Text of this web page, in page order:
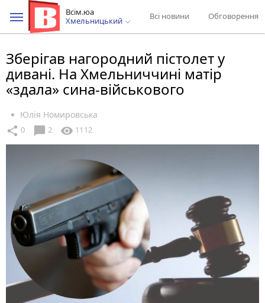
Всім.юа
Хмельницький
Всі новини Обговорення
Зберігав нагородний пістолет у
дивані. На Хмельниччині матір
«здала» сина-військового
Юлія Номировська
share 0 chat_bubble 2 visibility 1112